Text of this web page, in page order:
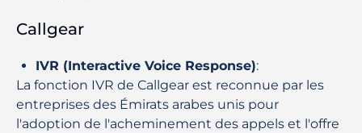
Callgear
IVR (Interactive Voice Response):
La fonction IVR de Callgear est reconnue par les
entreprises des Émirats arabes unis pour
l'adoption de l'acheminement des appels et l'offre